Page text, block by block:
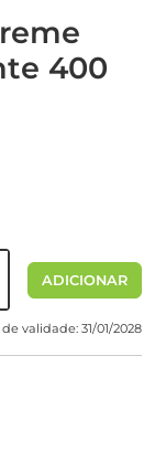
400
ADICIONAR
validade: 31/01/2028